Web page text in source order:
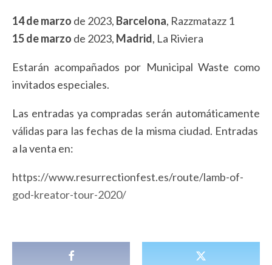
14 de marzo de 2023, Barcelona, Razzmatazz 1
15 de marzo de 2023, Madrid, La Riviera
Estarán acompañados por Municipal Waste como
invitados especiales.
Las entradas ya compradas serán automáticamente
válidas para las fechas de la misma ciudad. Entradas
a la venta en:
https://www.resurrectionfest.es/route/lamb-of-
god-kreator-tour-2020/